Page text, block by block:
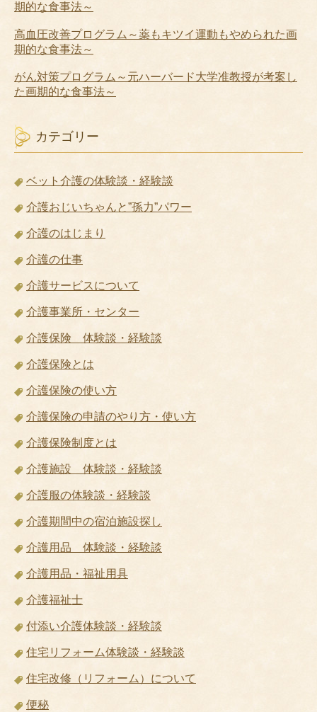
期的な食事法～
高血圧改善プログラム～薬もキツイ運動もやめられた画
期的な食事法～
がん対策プログラム～元ハーバード大学准教授が考案し
た画期的な食事法～
カテゴリー
ベット介護の体験談・経験談
介護おじいちゃんと”孫力”パワー
介護のはじまり
介護の仕事
介護サービスについて
介護事業所・センター
介護保険 体験談・経験談
介護保険とは
介護保険の使い方
介護保険の申請のやり方・使い方
介護保険制度とは
介護施設 体験談・経験談
介護服の体験談・経験談
介護期間中の宿泊施設探し
介護用品 体験談・経験談
介護用品・福祉用具
介護福祉士
付添い介護体験談・経験談
住宅リフォーム体験談・経験談
住宅改修（リフォーム）について
便秘